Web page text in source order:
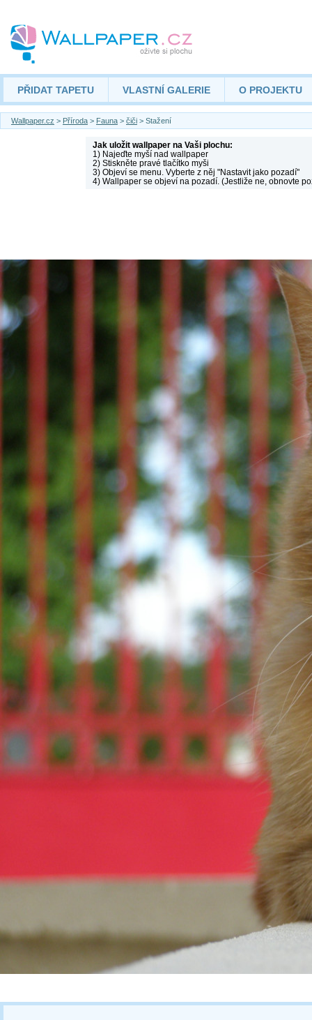
PŘIDAT TAPETU VLASTNÍ GALERIE O PROJEKTU
Wallpaper.cz > Příroda > Fauna > čiči > Stažení
Jak uložit wallpaper na Vaši plochu:
1) Najeďte myší nad wallpaper
2) Stiskněte pravé tlačítko myši
3) Objeví se menu. Vyberte z něj "Nastavit jako pozadí"
4) Wallpaper se objeví na pozadí. (Jestliže ne, obnovte